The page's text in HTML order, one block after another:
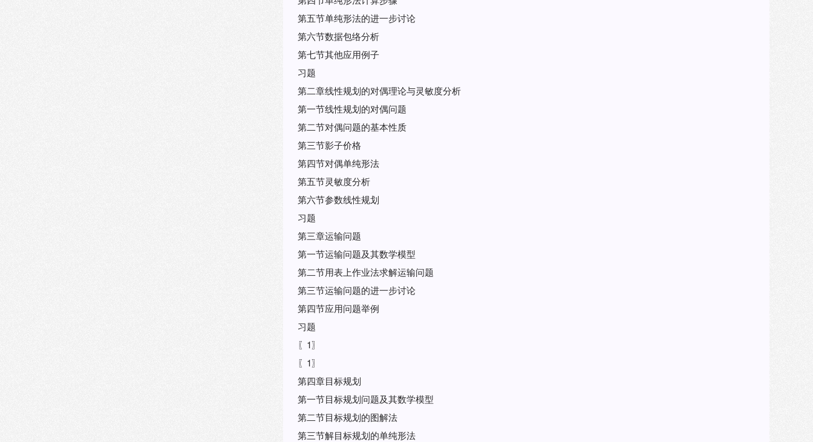
第五节单纯形法的进一步讨论
第六节数据包络分析
第七节其他应用例子
习题
第二章线性规划的对偶理论与灵敏度分析
第一节线性规划的对偶问题
第二节对偶问题的基本性质
第三节影子价格
第四节对偶单纯形法
第五节灵敏度分析
第六节参数线性规划
习题
第三章运输问题
第一节运输问题及其数学模型
第二节用表上作业法求解运输问题
第三节运输问题的进一步讨论
第四节应用问题举例
习题
〖1〗
〖1〗
第四章目标规划
第一节目标规划问题及其数学模型
第二节目标规划的图解法
第三节解目标规划的单纯形法